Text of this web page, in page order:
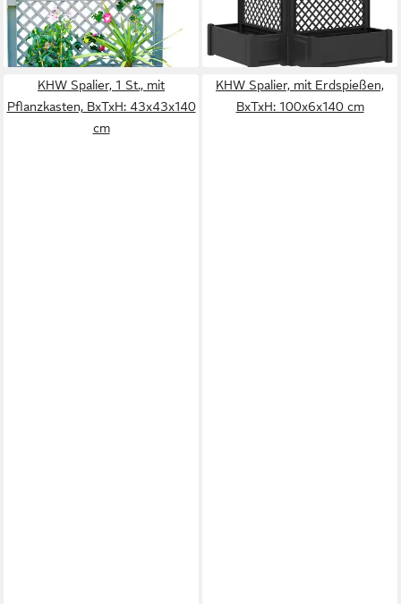
nur diesen Monat
-29%
lieferbar - in 5-6 Werktagen bei dir
332,45 €
lieferbar - in 5-6 Werktagen bei dir
KHW Spalier, 1 St., mit
Pflanzkasten, BxTxH: 43x43x140
cm
KHW Spalier, mit Erdspießen,
BxTxH: 100x6x140 cm